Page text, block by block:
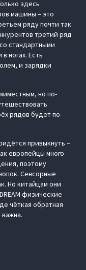
здесь
машины – это
ряду почти так
третий ряд
стандартными
ногах. Есть
и зарядки
но по-
рядов будет по-
привыкнуть –
европейцы много
поэтому
Сенсорные
Но китайцам они
физические
чёткая обратная